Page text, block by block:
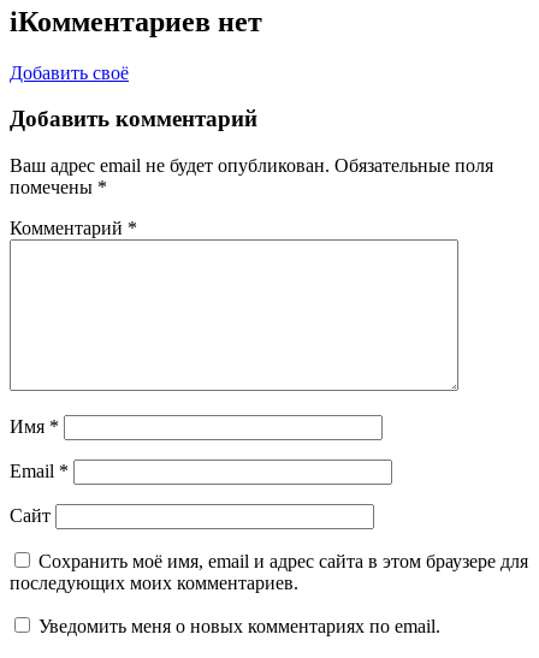
iКомментариев нет
Добавить своё
Добавить комментарий
Ваш адрес email не будет опубликован. Обязательные поля
помечены *
Комментарий *
Имя *
Email *
Сайт
Сохранить моё имя, email и адрес сайта в этом браузере для
последующих моих комментариев.
Уведомить меня о новых комментариях по email.